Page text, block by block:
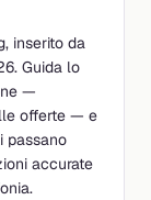
inserito da
Guida lo
—
offerte — e
passano
accurate